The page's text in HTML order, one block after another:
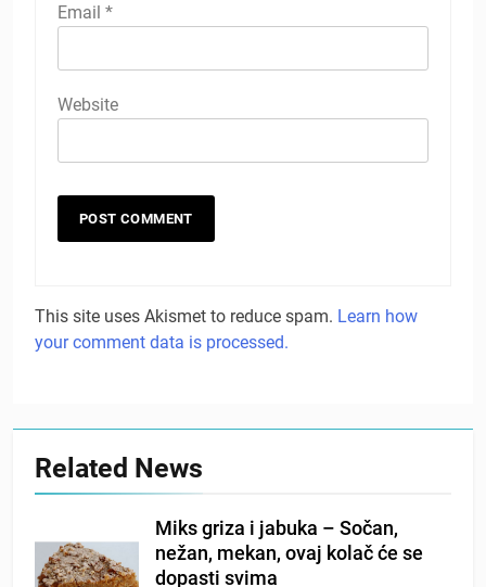
Email *
Website
This site uses Akismet to reduce spam. Learn how
your comment data is processed.
Related News
Miks griza i jabuka – Sočan,
nežan, mekan, ovaj kolač će se
dopasti svima